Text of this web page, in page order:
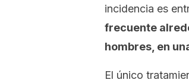
incidencia es
frecuente
hombres, en
El único